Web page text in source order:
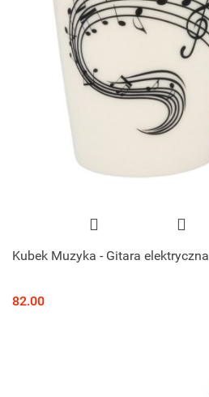
Kubek Muzyka - Gitara elektryczna
82.00